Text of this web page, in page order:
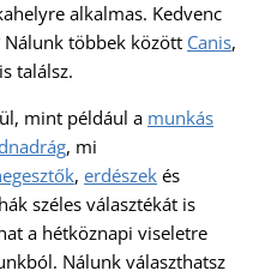
alkalmas. Kedvenc
Nálunk többek között Canis,
találsz.
mint például a munkás
, mi
, erdészek és
széles választékát is
a hétköznapi viseletre
Nálunk választhatsz